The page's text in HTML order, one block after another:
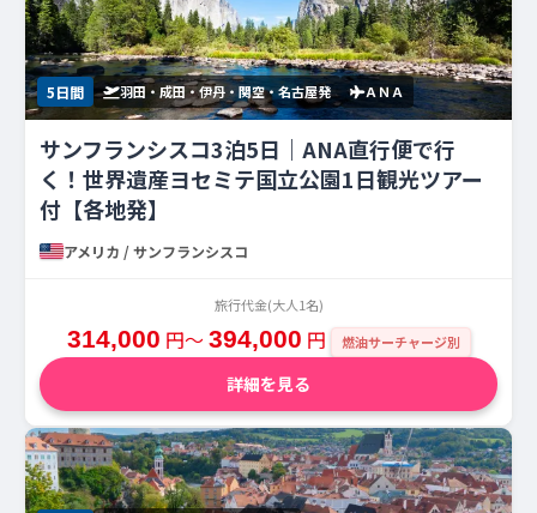
5日間 羽田・成田・伊丹・関空・名古屋発 ＡＮＡ
サンフランシスコ3泊5日｜ANA直行便で行
く！世界遺産ヨセミテ国立公園1日観光ツアー
付【各地発】
アメリカ / サンフランシスコ
旅行代金(大人1名)
314,000 円〜394,000 円 燃油サーチャージ別
詳細を見る